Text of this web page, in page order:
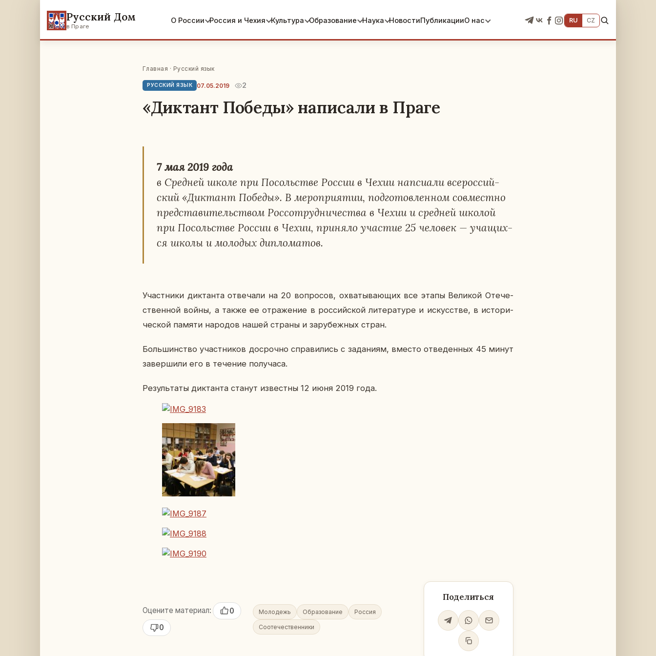
Русский Дом
в Праге
О России Россия и Чехия Культура Образование Наука НовостиПубликацииО нас RU CZ
Главная · Русский язык
РУССКИЙ ЯЗЫК 07.05.2019 2
«Диктант Победы» написали в Праге
7 мая 2019 года
в Сред­ней школе при По­соль­стве России в Чехии нап­си­а­ли все­рос­сий­
ский «Дик­тант Победы». В ме­ро­при­я­тии, под­го­тов­лен­ном сов­мест­но
пред­ста­ви­тель­ством Рос­со­труд­ни­че­ства в Чехии и сред­ней школой
при По­соль­стве России в Чехии, при­ня­ло уча­стие 25 че­ло­век — уча­щих­
ся школы и мо­ло­дых ди­пло­ма­тов.
Участ­ни­ки дик­тан­та от­ве­ча­ли на 20 во­про­сов, охва­ты­ва­ю­щих все этапы Ве­ли­кой Оте­че­
ствен­ной войны, а также ее от­ра­же­ние в рос­сий­ской ли­те­ра­ту­ре и ис­кус­стве, в ис­то­ри­
че­ской памяти на­ро­дов нашей страны и за­ру­беж­ных стран.
Боль­шин­ство участ­ни­ков до­сроч­но спра­ви­лись с за­да­ни­ям, вместо от­ве­ден­ных 45 минут
за­вер­ши­ли его в те­че­ние по­лу­ча­са.
Ре­зуль­та­ты дик­тан­та станут из­вест­ны 12 июня 2019 года.
Оцените материал:
0
0
Молодежь Образование Россия
Соотечественники
Поделиться